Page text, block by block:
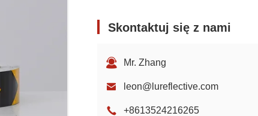
Skontaktuj się z nami
Mr. Zhang
leon@lureflective.com
+8613524216265